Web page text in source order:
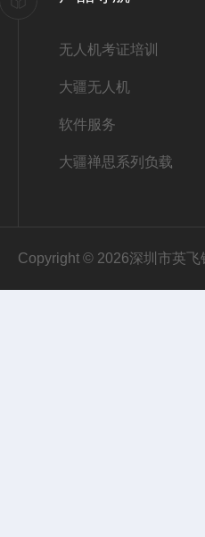
无人机考证培训
大疆无人机
软件服务
大疆禅思系列负载
Copyright © 2026深圳市英